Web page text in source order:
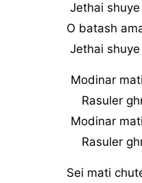
Jethai
O batash
Jethai
Modinar
Rasuler
Modinar
Rasuler
Sei mati